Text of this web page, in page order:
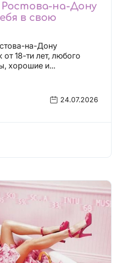
на-Дону
в свою
на-Дону
18-ти лет, любого
хорошие и...
24.07.2026